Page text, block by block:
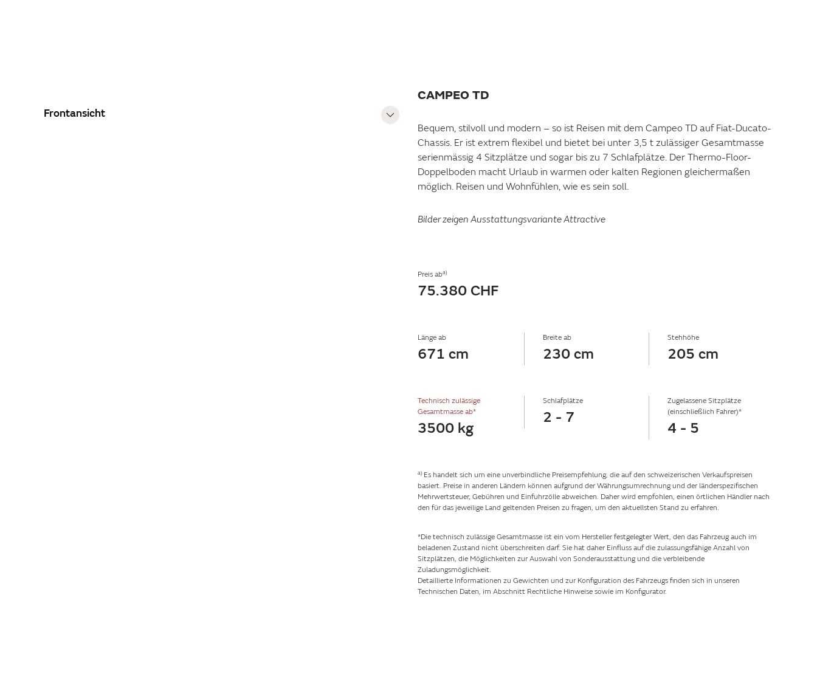
Frontansicht
CAMPEO TD
Bequem, stilvoll und modern – so ist Reisen mit dem Campeo TD auf Fiat-Ducato-
Chassis. Er ist extrem flexibel und bietet bei unter 3,5 t zulässiger Gesamtmasse
serienmässig 4 Sitzplätze und sogar bis zu 7 Schlafplätze. Der Thermo-Floor-
Doppelboden macht Urlaub in warmen oder kalten Regionen gleichermaßen
möglich. Reisen und Wohnfühlen, wie es sein soll.
Bilder zeigen Ausstattungsvariante Attractive
Preis aba)
75.380 CHF
Länge ab
671 cm
Breite ab
230 cm
Stehhöhe
205 cm
Technisch zulässige
Gesamtmasse ab*
3500 kg
Schlafplätze
2 - 7
Zugelassene Sitzplätze
(einschließlich Fahrer)*
4 - 5
a) Es handelt sich um eine unverbindliche Preisempfehlung, die auf den schweizerischen Verkaufspreisen
basiert. Preise in anderen Ländern können aufgrund der Währungsumrechnung und der länderspezifischen
Mehrwertsteuer, Gebühren und Einfuhrzölle abweichen. Daher wird empfohlen, einen örtlichen Händler nach
den für das jeweilige Land geltenden Preisen zu fragen, um den aktuellsten Stand zu erfahren.
*Die technisch zulässige Gesamtmasse ist ein vom Hersteller festgelegter Wert, den das Fahrzeug auch im
beladenen Zustand nicht überschreiten darf. Sie hat daher Einfluss auf die zulassungsfähige Anzahl von
Sitzplätzen, die Möglichkeiten zur Auswahl von Sonderausstattung und die verbleibende
Zuladungsmöglichkeit.
Detaillierte Informationen zu Gewichten und zur Konfiguration des Fahrzeugs finden sich in unseren
Technischen Daten, im Abschnitt Rechtliche Hinweise sowie im Konfigurator.